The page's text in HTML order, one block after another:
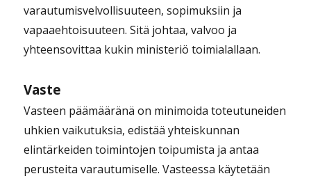
varautumisvelvollisuuteen, sopimuksiin ja
vapaaehtoisuuteen. Sitä johtaa, valvoo ja
yhteensovittaa kukin ministeriö toimialallaan.
Vaste
Vasteen päämääränä on minimoida toteutuneiden
uhkien vaikutuksia, edistää yhteiskunnan
elintärkeiden toimintojen toipumista ja antaa
perusteita varautumiselle. Vasteessa käytetään